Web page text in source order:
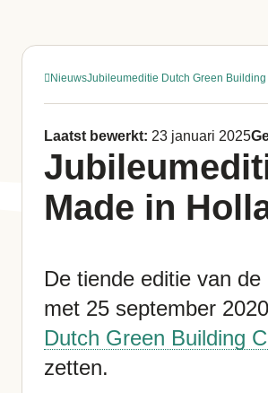
NieuwsJubileumeditie Dutch Green
Laatst bewerkt: 23 januari 2025
Made in
De tiende editie van
met 25 september
Dutch Green Building
zetten.